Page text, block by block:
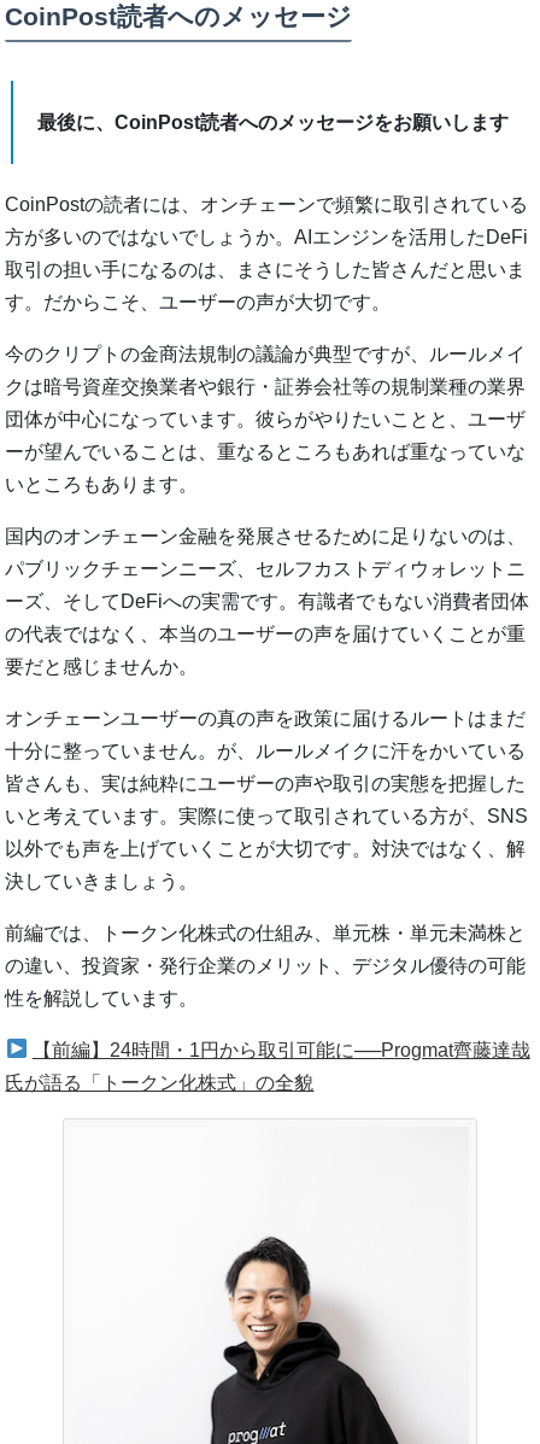
CoinPost読者へのメッセージ
最後に、CoinPost読者へのメッセージをお願いします
CoinPostの読者には、オンチェーンで頻繁に取引されている
方が多いのではないでしょうか。AIエンジンを活用したDeFi
取引の担い手になるのは、まさにそうした皆さんだと思いま
す。だからこそ、ユーザーの声が大切です。
今のクリプトの金商法規制の議論が典型ですが、ルールメイ
クは暗号資産交換業者や銀行・証券会社等の規制業種の業界
団体が中心になっています。彼らがやりたいことと、ユーザ
ーが望んでいることは、重なるところもあれば重なっていな
いところもあります。
国内のオンチェーン金融を発展させるために足りないのは、
パブリックチェーンニーズ、セルフカストディウォレットニ
ーズ、そしてDeFiへの実需です。有識者でもない消費者団体
の代表ではなく、本当のユーザーの声を届けていくことが重
要だと感じませんか。
オンチェーンユーザーの真の声を政策に届けるルートはまだ
十分に整っていません。が、ルールメイクに汗をかいている
皆さんも、実は純粋にユーザーの声や取引の実態を把握した
いと考えています。実際に使って取引されている方が、SNS
以外でも声を上げていくことが大切です。対決ではなく、解
決していきましょう。
前編では、トークン化株式の仕組み、単元株・単元未満株と
の違い、投資家・発行企業のメリット、デジタル優待の可能
性を解説しています。
【前編】24時間・1円から取引可能に──Progmat齊藤達哉
氏が語る「トークン化株式」の全貌